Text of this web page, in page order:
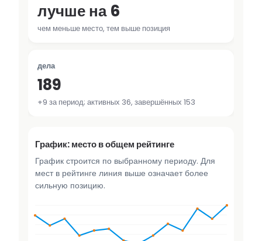
лучше на 6
чем меньше место, тем выше позиция
дела
189
+9 за период; активных 36, завершённых 153
График: место в общем рейтинге
График строится по выбранному периоду. Для
мест в рейтинге линия выше означает более
сильную позицию.